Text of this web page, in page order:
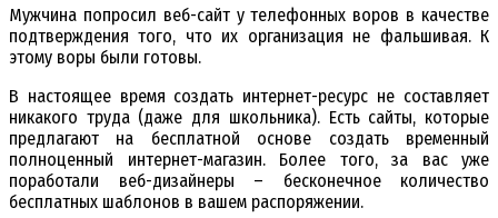
Мужчина попросил веб-сайт у телефонных воров в качестве
подтверждения того, что их организация не фальшивая. К
этому воры были готовы.
В настоящее время создать интернет-ресурс не составляет
никакого труда (даже для школьника). Есть сайты, которые
предлагают на бесплатной основе создать временный
полноценный интернет-магазин. Более того, за вас уже
поработали веб-дизайнеры – бесконечное количество
бесплатных шаблонов в вашем распоряжении.